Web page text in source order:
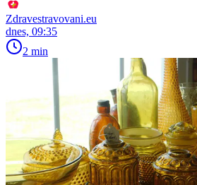
Zdravestravovani.eu
dnes, 09:35
2 min